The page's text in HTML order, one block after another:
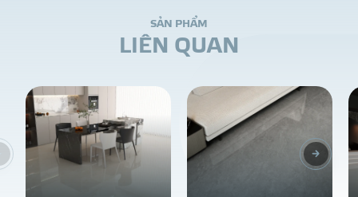
SẢN PHẨM
LIÊN QUAN